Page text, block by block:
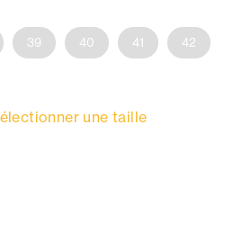
39 40 41 42
une taille